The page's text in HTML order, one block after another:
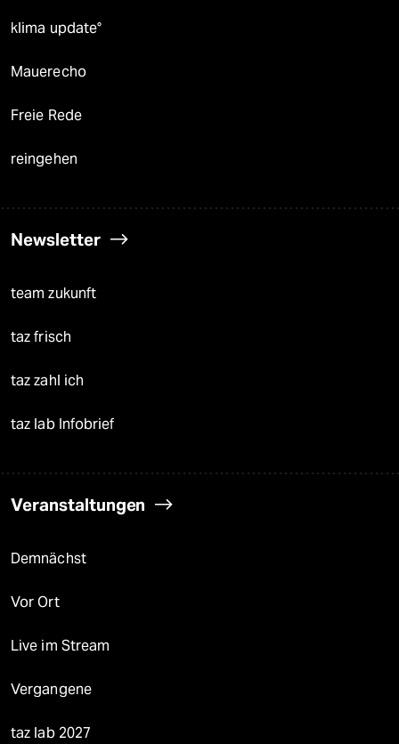
klima update°
Mauerecho
Freie Rede
reingehen
Newsletter
team zukunft
taz frisch
taz zahl ich
taz lab Infobrief
Veranstaltungen
Demnächst
Vor Ort
Live im Stream
Vergangene
taz lab 2027